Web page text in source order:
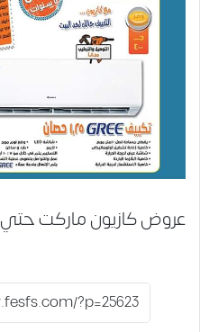
عروض كازيون ماركت حتي 8 أغسطس